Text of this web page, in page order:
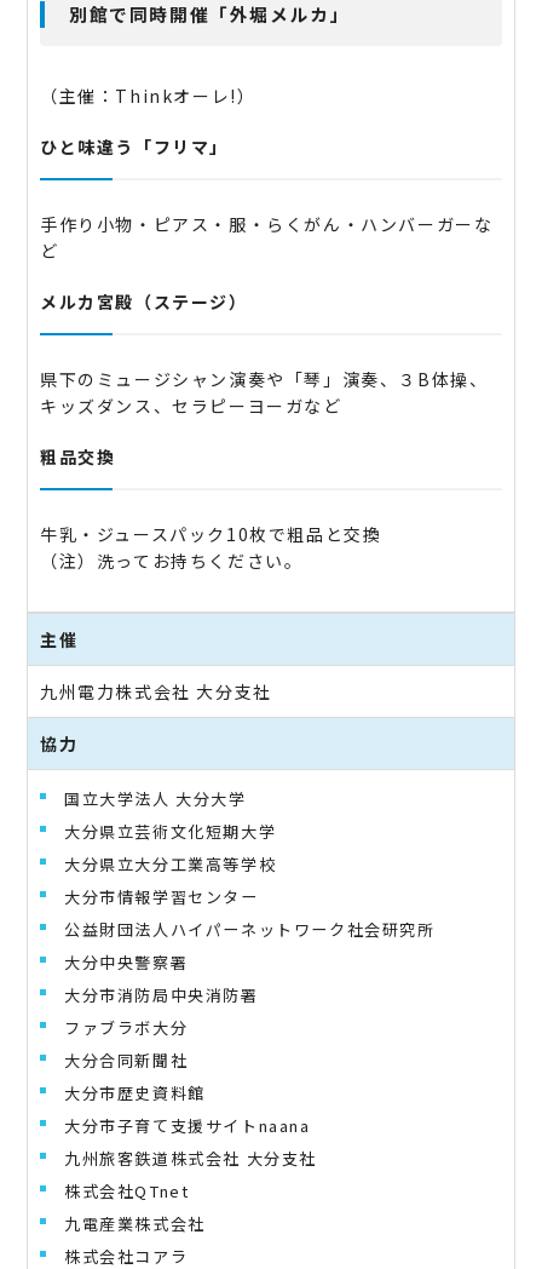
別館で同時開催「外堀メルカ」
（主催：Thinkオーレ!）
ひと味違う「フリマ」
手作り小物・ピアス・服・らくがん・ハンバーガーな
ど
メルカ宮殿（ステージ）
県下のミュージシャン演奏や「琴」演奏、３B体操、
キッズダンス、セラピーヨーガなど
粗品交換
牛乳・ジュースパック10枚で粗品と交換
（注）洗ってお持ちください。
主催
九州電力株式会社 大分支社
協力
国立大学法人 大分大学
大分県立芸術文化短期大学
大分県立大分工業高等学校
大分市情報学習センター
公益財団法人ハイパーネットワーク社会研究所
大分中央警察署
大分市消防局中央消防署
ファブラボ大分
大分合同新聞社
大分市歴史資料館
大分市子育て支援サイトnaana
九州旅客鉄道株式会社 大分支社
株式会社QTnet
九電産業株式会社
株式会社コアラ